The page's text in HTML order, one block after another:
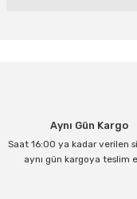
Ürün açıklamasında
Ürün bilgilerinde
Aynı Gün Kargo
Saat 16:00 ya kadar verilen
aynı gün kargoya teslim